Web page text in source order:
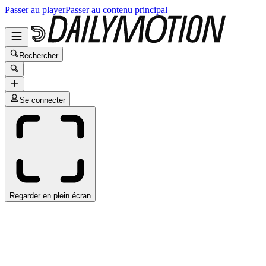
Passer au playerPasser au contenu principal
Rechercher
Se connecter
Regarder en plein écran